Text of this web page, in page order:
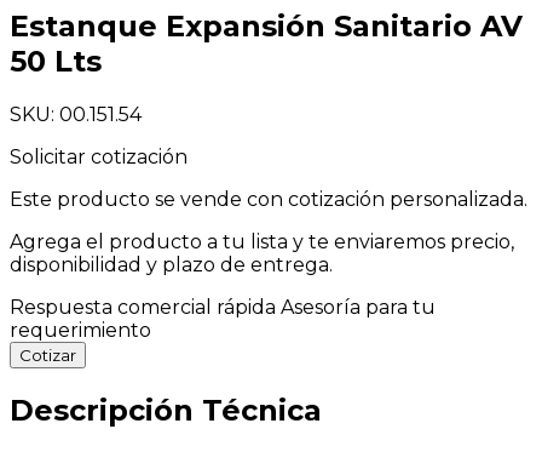
Estanque Expansión Sanitario AV
50 Lts
SKU: 00.151.54
Solicitar cotización
Este producto se vende con cotización personalizada.
Agrega el producto a tu lista y te enviaremos precio,
disponibilidad y plazo de entrega.
Respuesta comercial rápida Asesoría para tu
requerimiento
Cotizar
Descripción Técnica